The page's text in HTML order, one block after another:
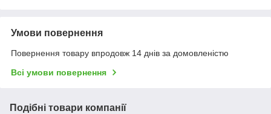
Умови повернення
Повернення товару впродовж 14 днів за домовленістю
Всі умови повернення
Подібні товари компанії